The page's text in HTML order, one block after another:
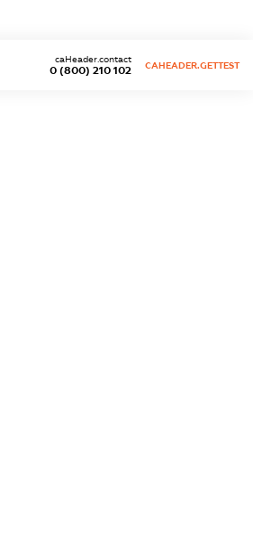
0 (800) 210 102
caHeader.contact
CAHEADER.GETTEST